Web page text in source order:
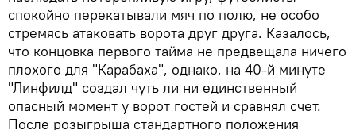
спокойно перекатывали мяч по полю, не особо
стремясь атаковать ворота друг друга. Казалось,
что концовка первого тайма не предвещала ничего
плохого для "Карабаха", однако, на 40-й минуте
"Линфилд" создал чуть ли ни единственный
опасный момент у ворот гостей и сравнял счет.
После розыгрыша стандартного положения